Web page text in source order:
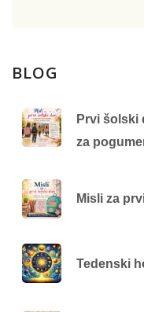
BLOG
Prvi šolski
za
Misli za
Tedenski